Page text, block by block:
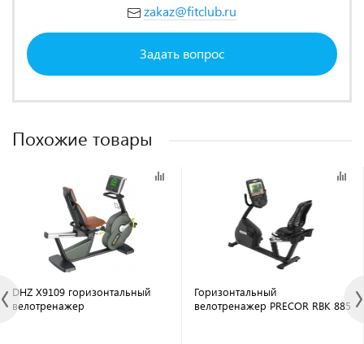
zakaz@fitclub.ru
Задать вопрос
Похожие товары
DHZ X9109 горизонтальный
велотренажер
Горизонтальный
велотренажер PRECOR RBK 885